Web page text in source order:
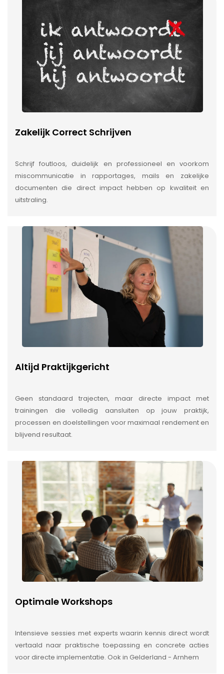
Zakelijk Correct Schrijven
Schrijf foutloos, duidelijk en professioneel en voorkom
miscommunicatie in rapportages, mails en zakelijke
documenten die direct impact hebben op kwaliteit en
uitstraling.
Altijd Praktijkgericht
Geen standaard trajecten, maar directe impact met
trainingen die volledig aansluiten op jouw praktijk,
processen en doelstellingen voor maximaal rendement en
blijvend resultaat.
Optimale Workshops
Intensieve sessies met experts waarin kennis direct wordt
vertaald naar praktische toepassing en concrete acties
voor directe implementatie. Ook in Gelderland - Arnhem